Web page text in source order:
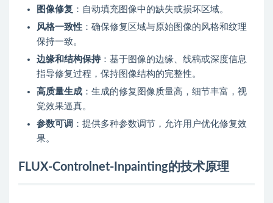
图像修复 ：自动填充图像中的缺失或损坏区域。
风格一致性 ：确保修复区域与原始图像的风格和纹理
保持一致。
边缘和结构保持：基于图像的边缘、线稿或深度信息
指导修复过程，保持图像结构的完整性。
高质量生成 ：生成的修复图像质量高，细节丰富，视
觉效果逼真。
参数可调 ：提供多种参数调节，允许用户优化修复效
果。
FLUX-Controlnet-Inpainting的技术原理